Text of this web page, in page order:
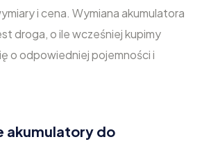
i cena. Wymiana akumulatora
droga, o ile wcześniej kupimy
o odpowiedniej pojemności i
akumulatory do